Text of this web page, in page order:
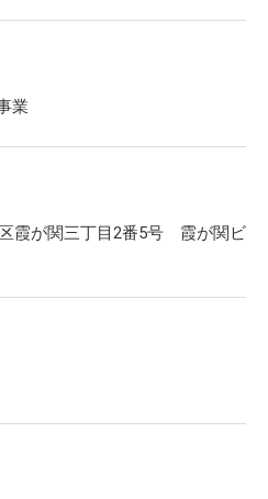
業
霞が関三丁目2番5号 霞が関ビ